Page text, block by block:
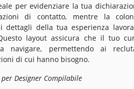
per evidenziare la tua
di contatto, mentre la
dettagli della tua esperienza
layout assicura che il tuo
navigare, permettendo ai
di cui hanno bisogno.
Designer Compilabile